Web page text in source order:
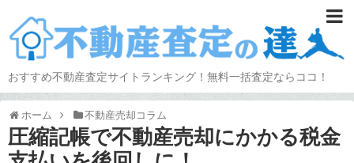
おすすめ不動産査定サイトランキング！無料一括査定ならココ！
ホーム 不動産売却コラム
圧縮記帳で不動産売却にかかる税金